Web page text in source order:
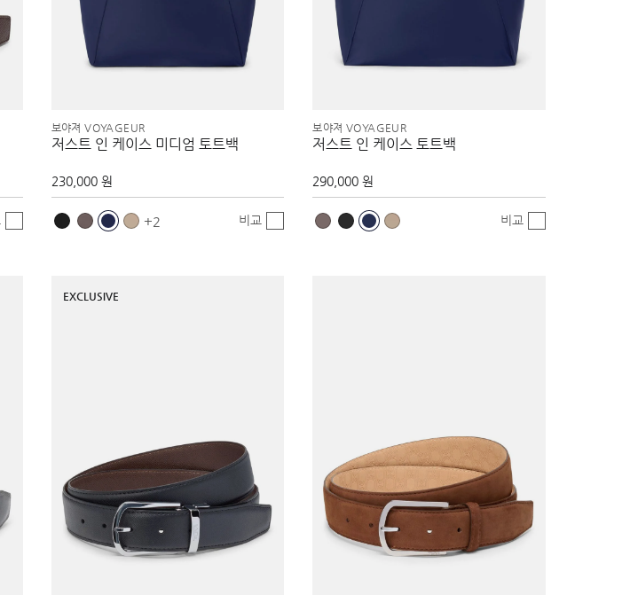
보야져 VOYAGEUR
저스트 인 케이스 미디엄 토트백
230,000 원
2 비교
보야져 VOYAGEUR
저스트 인 케이스 토트백
290,000 원
비교
EXCLUSIVE